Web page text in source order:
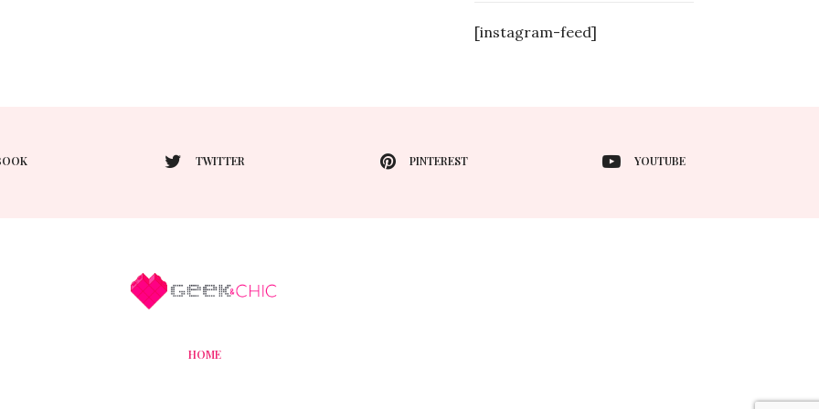
[instagram-feed]
TWITTER PINTEREST YOUTUBE
HOME